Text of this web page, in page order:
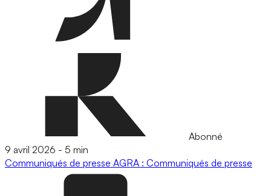
Abonné
9 avril 2026 - 5 min
Communiqués de presse AGRA : Communiqués de presse